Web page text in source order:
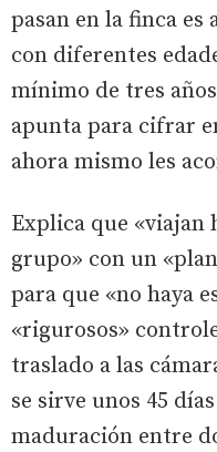
pasan en la finca
con diferentes
mínimo de tres
apunta para cifrar
ahora mismo les
Explica que «viajan
grupo» con un
para que «no haya
«rigurosos»
traslado a las
se sirve unos 45
maduración entre